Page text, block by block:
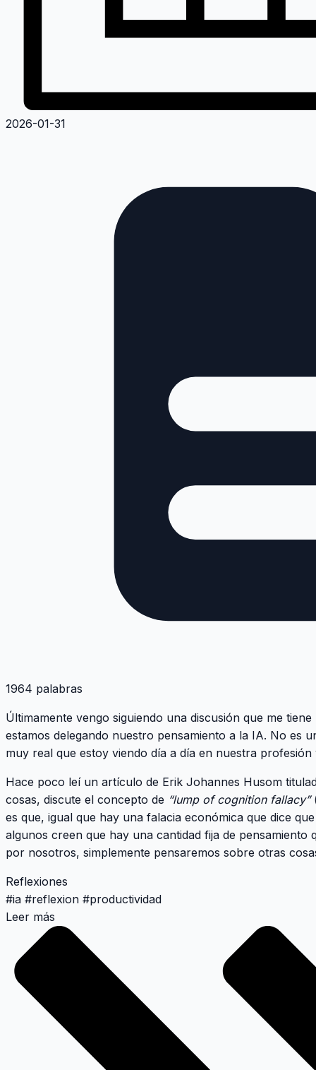
2026-01-31
1964 palabras
Últimamente vengo siguiendo una discusión que me
estamos delegando nuestro pensamiento a la IA. No es
muy real que estoy viendo día a día en nuestra
Hace poco leí un artículo de Erik Johannes Husom
cosas, discute el concepto de “lump of cognition fallacy”
es que, igual que hay una falacia económica que dice
algunos creen que hay una cantidad fija de pensamiento
por nosotros, simplemente pensaremos sobre otras
Reflexiones
#ia #reflexion #productividad
Leer más